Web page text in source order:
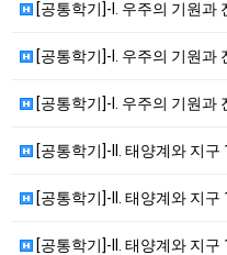
[공통학기]-I. 우주의 기원과
[공통학기]-I. 우주의 기원과
[공통학기]-I. 우주의 기원과
[공통학기]-II. 태양계와 지구
[공통학기]-II. 태양계와 지구
[공통학기]-II. 태양계와 지구